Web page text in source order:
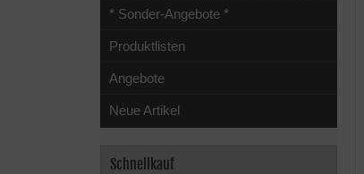
* Sonder-Angebote *
Produktlisten
Angebote
Neue Artikel
Schnellkauf